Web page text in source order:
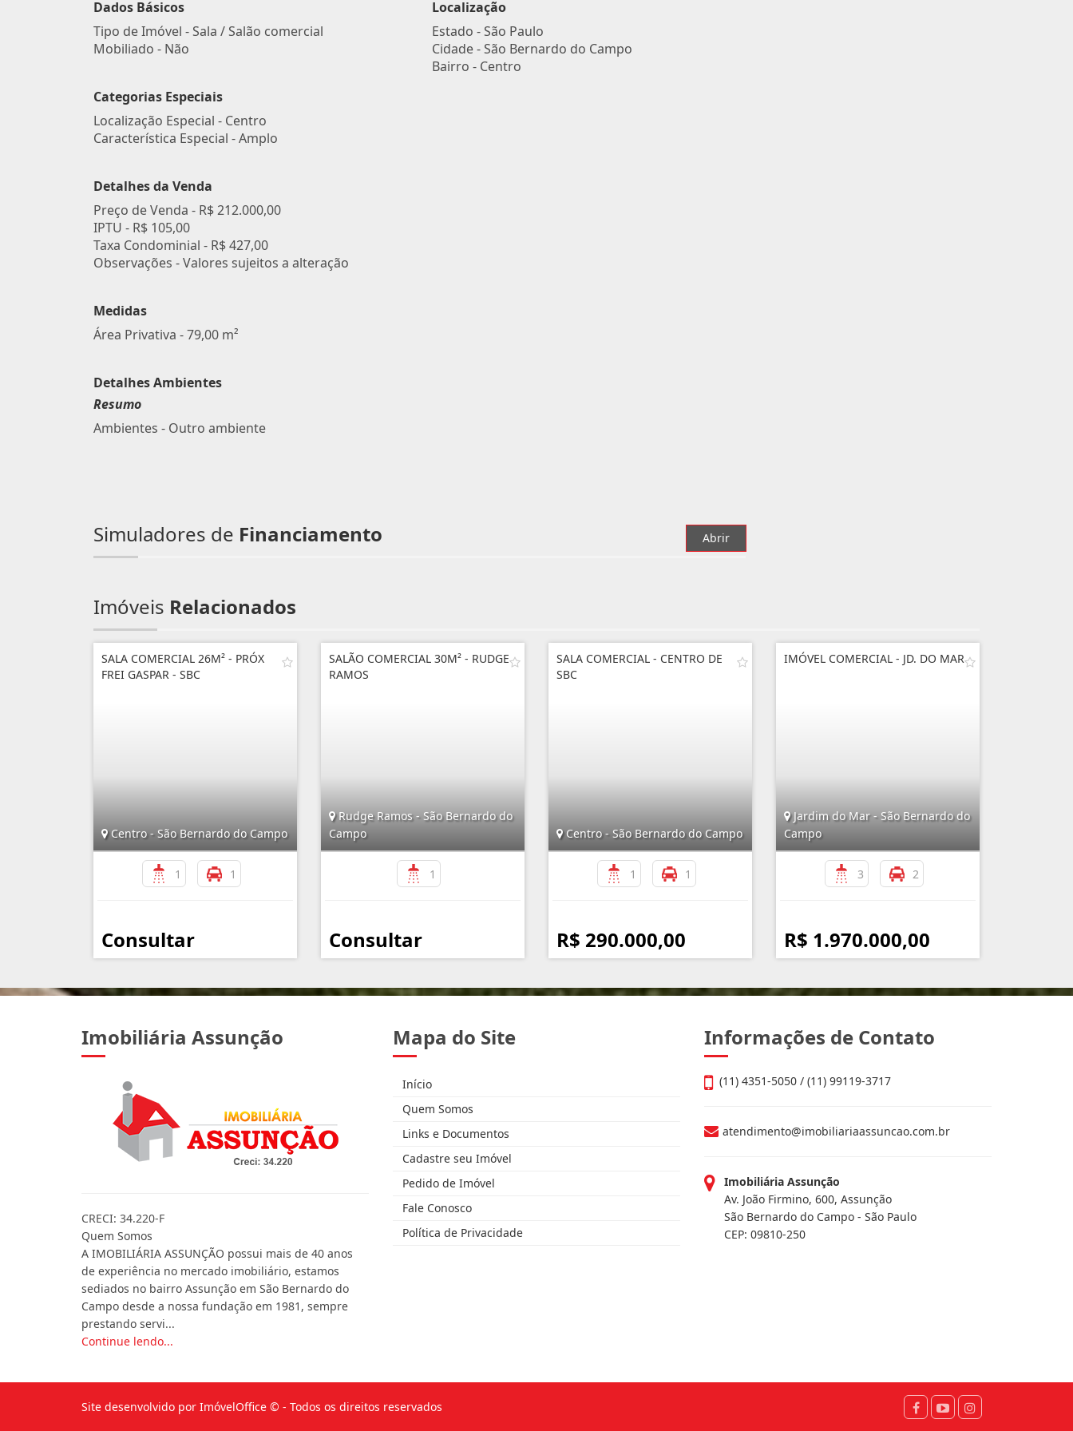
Dados Básicos
Tipo de Imóvel - Sala / Salão comercial
Mobiliado - Não
Categorias Especiais
Localização Especial - Centro
Característica Especial - Amplo
Detalhes da Venda
Preço de Venda - R$ 212.000,00
IPTU - R$ 105,00
Taxa Condominial - R$ 427,00
Observações - Valores sujeitos a alteração
Medidas
Área Privativa - 79,00 m²
Detalhes Ambientes
Resumo
Ambientes - Outro ambiente
Localização
Estado -São Paulo
Cidade -São Bernardo do Campo
Bairro - Centro
Simuladores de Financiamento Abrir
Imóveis Relacionados
SALA COMERCIAL 26M² - PRÓX
FREI GASPAR - SBC
Centro - São Bernardo do Campo
1 1
Consultar
SALÃO COMERCIAL 30M² - RUDGE
RAMOS
Rudge Ramos - São Bernardo do
Campo
1
Consultar
SALA COMERCIAL - CENTRO DE
SBC
Centro - São Bernardo do Campo
1 1
R$ 290.000,00
IMÓVEL COMERCIAL - JD. DO MAR
Jardim do Mar - São Bernardo do
Campo
3 2
R$ 1.970.000,00
Imobiliária Assunção
CRECI: 34.220-F
Quem Somos
A IMOBILIÁRIA ASSUNÇÃO possui mais de 40 anos
de experiência no mercado imobiliário, estamos
sediados no bairro Assunção em São Bernardo do
Campo desde a nossa fundação em 1981, sempre
prestando servi...
Continue lendo...
Mapa do Site
Início
Quem Somos
Links e Documentos
Cadastre seu Imóvel
Pedido de Imóvel
Fale Conosco
Política de Privacidade
Informações de Contato
(11) 4351-5050 / (11) 99119-3717
atendimento@imobiliariaassuncao.com.br
Imobiliária Assunção
Av. João Firmino, 600, Assunção
São Bernardo do Campo - São Paulo
CEP: 09810-250
Site desenvolvido por ImóvelOffice © - Todos os direitos reservados